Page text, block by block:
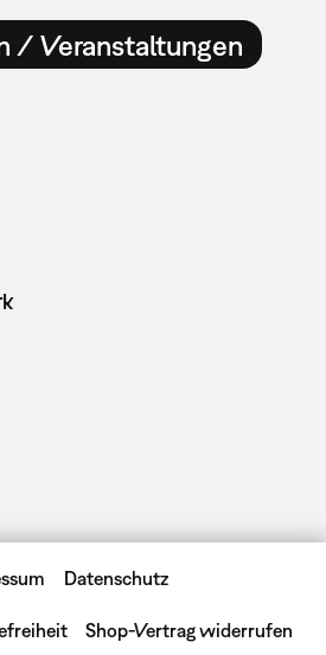
/ Veranstaltungen
Datenschutz
Shop-Vertrag widerrufen